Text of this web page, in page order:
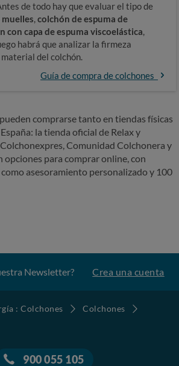
de todo hay que evaluar el tipo de
, colchón de espuma de
con capa de espuma viscoelástica,
habrá que analizar la firmeza
del colchón.
Guía de compra de colchones
pueden comprarse tanto en tiendas físicas
la tienda oficial de Relax y
Comunidad Colchonera y
opciones para comprar online, con
asesoramiento personalizado y 100
Newsletter? Crea una cuenta
: Colchones
Colchones
900 055 105